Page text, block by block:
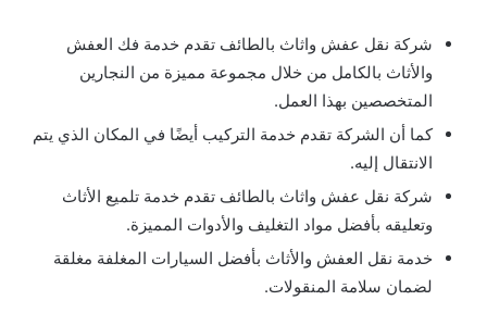
شركة نقل عفش واثاث بالطائف تقدم خدمة فك العفش
والأثاث بالكامل من خلال مجموعة مميزة من النجارين
المتخصصين بهذا العمل.
كما أن الشركة تقدم خدمة التركيب أيضًا في المكان الذي يتم
الانتقال إليه.
شركة نقل عفش واثاث بالطائف تقدم خدمة تلميع الأثاث
وتعليقه بأفضل مواد التغليف والأدوات المميزة.
خدمة نقل العفش والأثاث بأفضل السيارات المغلفة مغلقة
لضمان سلامة المنقولات.